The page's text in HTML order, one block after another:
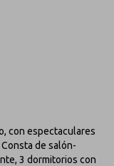
con espectaculares
de salón-
3 dormitorios con